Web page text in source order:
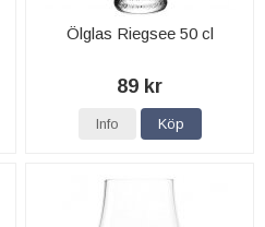
Ölglas Riegsee 50 cl
89 kr
Info Köp